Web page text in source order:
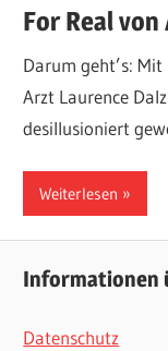
For Real
Darum geht’s:
Arzt Laurence
desillusioniert
Weiterlesen
Informationen
Datenschutz